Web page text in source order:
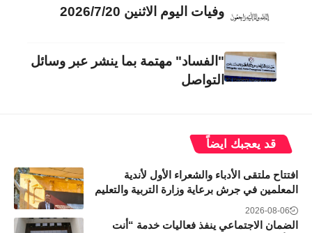
وفيات اليوم الاثنين 2026/7/20
"الفساد" مهتمة بما ينشر عبر وسائل
التواصل
قد يعجبك ايضاً
افتتاح ملتقى الأدباء والشعراء الأول لأندية
المعلمين في جرش برعاية وزارة التربية والتعليم
2026-08-06
الضمان الاجتماعي ينفذ فعاليات خدمة “أنت